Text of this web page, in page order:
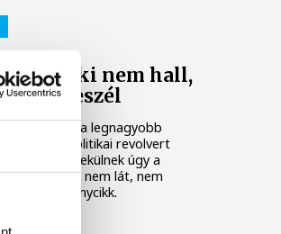
aki nem hall,
nem beszél
pártnak a legnagyobb
kínálja a politikai revolvert
miért menekülnek úgy a
a „nem hall, nem lát, nem
Véleménycikk.